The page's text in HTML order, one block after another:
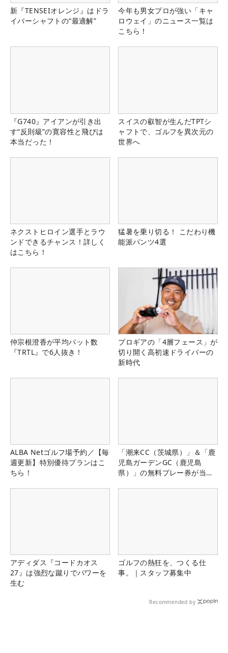
新『TENSEIオレンジ』はドラ
イバーシャフトの“最適解”
今年も男女プロが強い「キャ
ロウェイ」のニュース一覧は
こちら！
『G740』アイアンが引き出
す“反則級”の寛容性と飛びは
本当だった！
スイスの叡智が生んだTPTシ
ャフトで、ゴルフを異次元の
世界へ
ネクストヒロイン選手とラウ
ンドできるチャンス！詳しく
はこちら！
猛暑を乗り切る！ こだわり機
能派パンツ4選
仲宗根澄香が平均パット数
『TRTL』で6人抜き！
プロギアの「4層フェース」が
切り開く高初速ドライバーの
新時代
ALBA Netゴルフ場予約／【毎
週更新】特別優待プランはこ
ちら！
「潮来CC（茨城県）」＆「鹿
児島ガーデンGC（鹿児島
県）」の無料プレー券が当た
アディダス『コードカオス
27』は強烈な蹴りでパワーを
生む
ゴルフの熱狂を、つくる仕
事。｜スタッフ募集中
Recommended by